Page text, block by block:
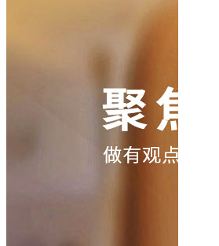
91免费观看视频架
变速箱托盘
发动机料架
手推车
隐藏式马桶水箱支架
汽车行业